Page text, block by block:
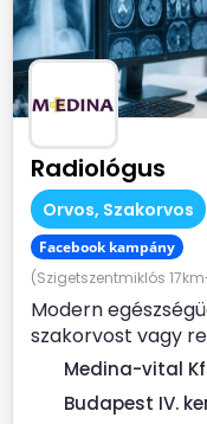
Radiológus
Orvos, Szakorvos
Facebook kampány
(Szigetszentmiklós
Modern
szakorvost vagy
keres Rendelési...
Medina-vital
Budapest IV.